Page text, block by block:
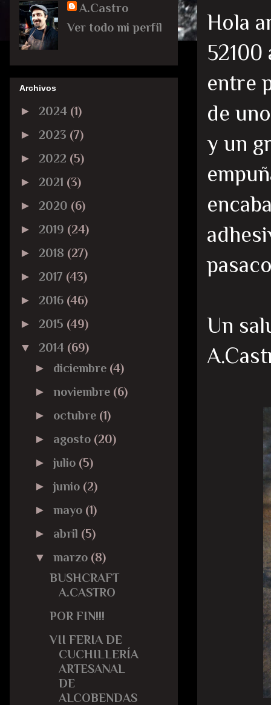
Hola
entre
de
y un
Un
A.Castro
Ver todo mi perfil
Archivos
► 2024 (1)
► 2023 (7)
► 2022 (5)
► 2021 (3)
► 2020 (6)
► 2019 (24)
► 2018 (27)
► 2017 (43)
► 2016 (46)
► 2015 (49)
▼ 2014 (69)
► diciembre (4)
► noviembre (6)
► octubre (1)
► agosto (20)
►julio (5)
►junio (2)
► mayo (1)
► abril (5)
▼ marzo (8)
BUSHCRAFT
A.CASTRO
POR FIN!!!
VII FERIA DE
CUCHILLERÍA
ARTESANAL
DE
ALCOBENDAS